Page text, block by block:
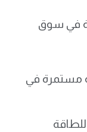
في سوق
مستمرة في
للطاقة